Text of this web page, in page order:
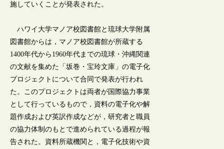
施していくことが発表された。
ハワイ大学マノア校図書館と琉球大学附属
図書館からは，マノア校図書館が所蔵する
1400年代から1960年代までの琉球・沖縄関連
の文献を集めた「坂巻・宝玲文庫」の電子化
プロジェクトについて合同で発表が行われ
た。このプロジェクトは両者が国際協力事業
として行っているもので，資料の電子化や解
題作成および英訳作成などが，研究者と職員
の協力体制のもとで進められている過程が報
告された。資料所蔵機関と，電子化技術や資